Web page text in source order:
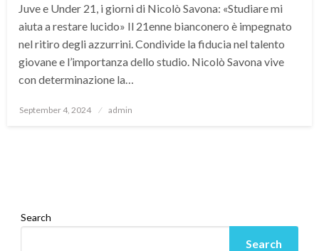
Juve e Under 21, i giorni di Nicolò Savona: «Studiare mi
aiuta a restare lucido» Il 21enne bianconero è impegnato
nel ritiro degli azzurrini. Condivide la fiducia nel talento
giovane e l’importanza dello studio. Nicolò Savona vive
con determinazione la…
Posted
September 4, 2024 admin
Search
Search